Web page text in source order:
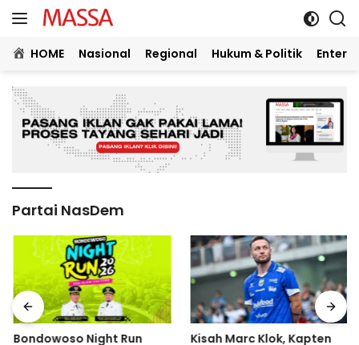
Langsung
ke
konten
HOME Nasional Regional Hukum & Politik
Partai NasDem
Bondowoso Night Run
Kisah Marc Klok, Kapten